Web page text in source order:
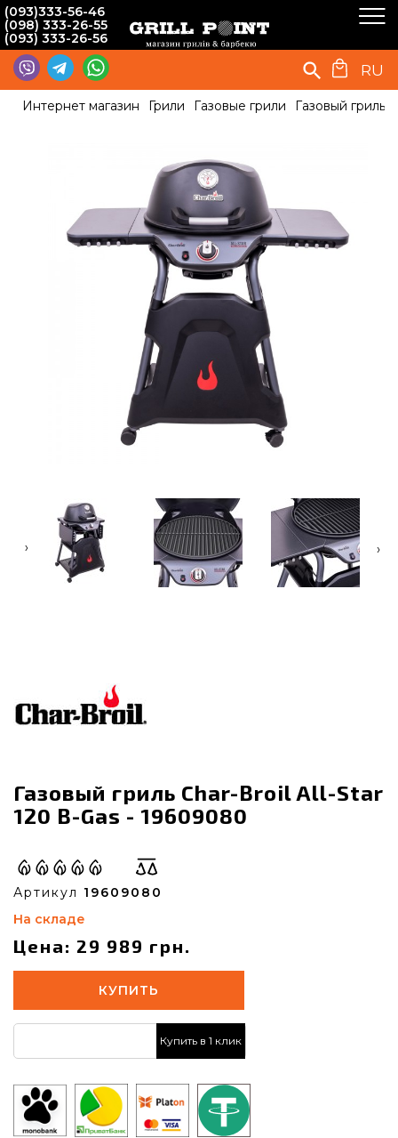
(093)333-56-46
(098) 333-26-55
(093) 333-26-56
RU
Интернет магазин Грили Газовые грили Газовый гриль
‹ ›
Газовый гриль Char-Broil All-Star
120 B-Gas - 19609080
Артикул 19609080
На складе
Цена: 29 989 грн.
КУПИТЬ
Купить в 1 клик